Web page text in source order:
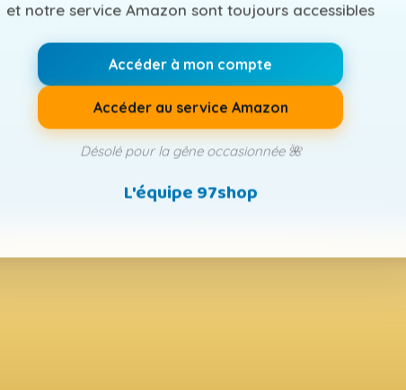
et notre service Amazon sont toujours accessibles
Accéder à mon compte
Accéder au service Amazon
Désolé pour la gêne occasionnée 🌺
L'équipe 97shop